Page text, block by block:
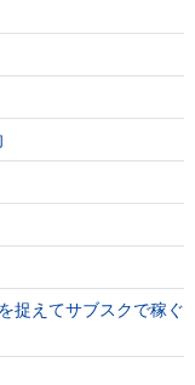
捉えてサブスクで稼ぐ